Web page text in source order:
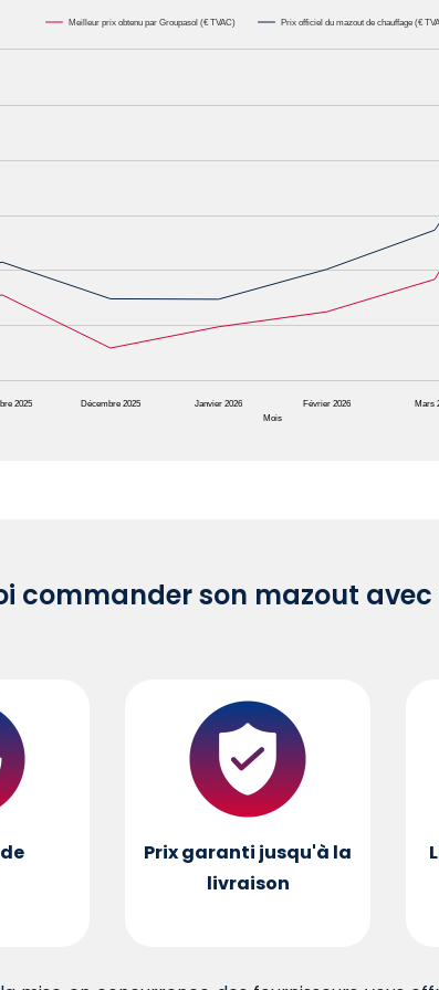
Mois
Meilleur prix obtenu par Groupasol (€ TVAC) Prix officiel du mazout de chauffage (€
2025 Décembre 2025 Janvier 2026 Février 2026 Mars
commander son mazout avec
Prix garanti jusqu'à la
livraison